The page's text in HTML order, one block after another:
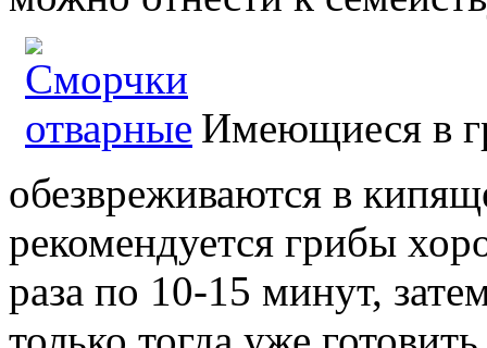
Имеющиеся в
обезвреживаются в
рекомендуется грибы
раза по 10-15 минут,